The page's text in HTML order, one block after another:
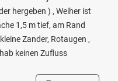
hergeben ) , Weiher ist
1,5 m tief, am Rand
Zander, Rotaugen ,
keinen Zufluss